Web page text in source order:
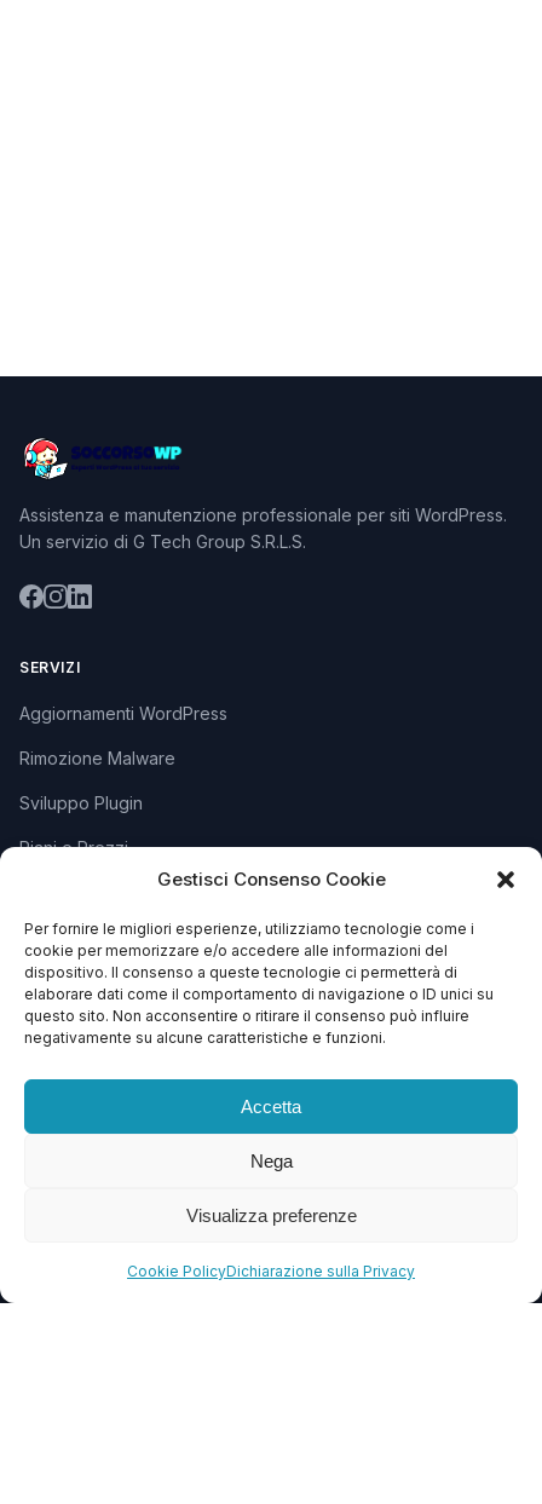
Gestisci Consenso Cookie
Per fornire le migliori esperienze, utilizziamo tecnologie come i
cookie per memorizzare e/o accedere alle informazioni del
dispositivo. Il consenso a queste tecnologie ci permetterà di
elaborare dati come il comportamento di navigazione o ID unici su
questo sito. Non acconsentire o ritirare il consenso può influire
negativamente su alcune caratteristiche e funzioni.
Accetta
Nega
Visualizza preferenze
Cookie PolicyDichiarazione sulla Privacy
Assistenza e manutenzione professionale per siti WordPress.
Un servizio di G Tech Group S.R.L.S.
SERVIZI
Aggiornamenti WordPress
Rimozione Malware
Sviluppo Plugin
Piani e Prezzi
SUPPORTO
Apri Ticket
Contattaci
+39 0245076840